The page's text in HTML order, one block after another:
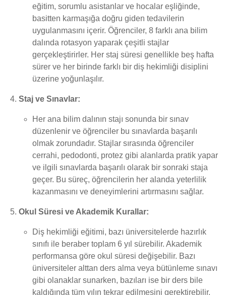
eğitim, sorumlu asistanlar ve hocalar eşliğinde,
basitten karmaşığa doğru giden tedavilerin
uygulanmasını içerir. Öğrenciler, 8 farklı ana bilim
dalında rotasyon yaparak çeşitli stajlar
gerçekleştirirler. Her staj süresi genellikle beş hafta
sürer ve her birinde farklı bir diş hekimliği disiplini
üzerine yoğunlaşılır.
Staj ve Sınavlar:
Her ana bilim dalının stajı sonunda bir sınav
düzenlenir ve öğrenciler bu sınavlarda başarılı
olmak zorundadır. Stajlar sırasında öğrenciler
cerrahi, pedodonti, protez gibi alanlarda pratik yapar
ve ilgili sınavlarda başarılı olarak bir sonraki staja
geçer. Bu süreç, öğrencilerin her alanda yeterlilik
kazanmasını ve deneyimlerini artırmasını sağlar.
Okul Süresi ve Akademik Kurallar:
Diş hekimliği eğitimi, bazı üniversitelerde hazırlık
sınıfı ile beraber toplam 6 yıl sürebilir. Akademik
performansa göre okul süresi değişebilir. Bazı
üniversiteler alttan ders alma veya bütünleme sınavı
gibi olanaklar sunarken, bazıları ise bir ders bile
kaldığında tüm yılın tekrar edilmesini gerektirebilir.